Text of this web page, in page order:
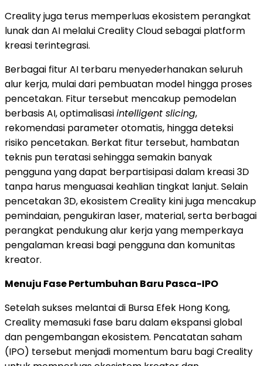
Creality juga terus memperluas ekosistem perangkat
lunak dan AI melalui Creality Cloud sebagai platform
kreasi terintegrasi.
Berbagai fitur AI terbaru menyederhanakan seluruh
alur kerja, mulai dari pembuatan model hingga proses
pencetakan. Fitur tersebut mencakup pemodelan
berbasis AI, optimalisasiintelligent slicing,
rekomendasi parameter otomatis, hingga deteksi
risiko pencetakan. Berkat fitur tersebut, hambatan
teknis pun teratasi sehingga semakin banyak
pengguna yang dapat berpartisipasi dalam kreasi 3D
tanpa harus menguasai keahlian tingkat lanjut. Selain
pencetakan 3D, ekosistem Creality kini juga mencakup
pemindaian, pengukiran laser, material, serta berbagai
perangkat pendukung alur kerja yang memperkaya
pengalaman kreasi bagi pengguna dan komunitas
kreator.
Menuju Fase Pertumbuhan Baru Pasca-IPO
Setelah sukses melantai di Bursa Efek Hong Kong,
Creality memasuki fase baru dalam ekspansi global
dan pengembangan ekosistem. Pencatatan saham
(IPO) tersebut menjadi momentum baru bagi Creality